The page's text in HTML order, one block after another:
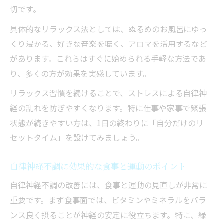
り方
自律神経を整えるための睡眠環境の見直し
方
自律神経失調症予防に効く日常の工夫ポイ
ント
自律神経バランスを保つための習慣化テク
ニック
自律神経の働きを高める朝の行動習慣
切です。
具体的なリラックス法としては、ぬるめのお風呂にゆっ
くり浸かる、好きな音楽を聴く、アロマを活用するなど
があります。これらはすぐに始められる手軽な方法であ
り、多くの方が効果を実感しています。
リラックス習慣を続けることで、ストレスによる自律神
経の乱れを防ぎやすくなります。特に仕事や家事で緊張
状態が続きやすい方は、1日の終わりに「自分だけのリ
セットタイム」を設けてみましょう。
自律神経不調に効果的な食事と運動のポイント
自律神経不調の改善には、食事と運動の見直しが非常に
重要です。まず食事面では、ビタミンやミネラルをバラ
ンス良く摂ることが神経の安定に役立ちます。特に、緑